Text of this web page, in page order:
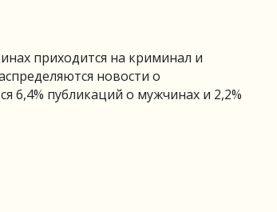
приходится на криминал и
новости о
6,4% публикаций о мужчинах и 2,2%